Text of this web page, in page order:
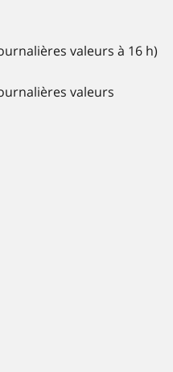
valeurs à 16 h)
valeurs